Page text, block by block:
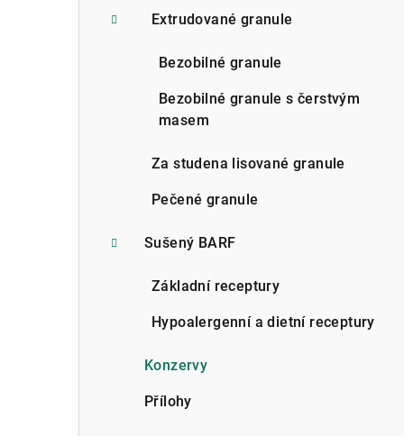
Extrudované granule
Bezobilné granule
Bezobilné granule s čerstvým
masem
Za studena lisované granule
Pečené granule
Sušený BARF
Základní receptury
Hypoalergenní a dietní receptury
Konzervy
Přílohy